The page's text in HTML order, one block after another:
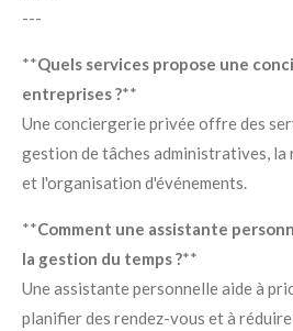
---
**Quels services propose une
entreprises ?**
Une conciergerie privée offre des
gestion de tâches administratives,
et l'organisation d'événements.
**Comment une assistante
la gestion du temps ?**
Une assistante personnelle aide à
planifier des rendez-vous et à